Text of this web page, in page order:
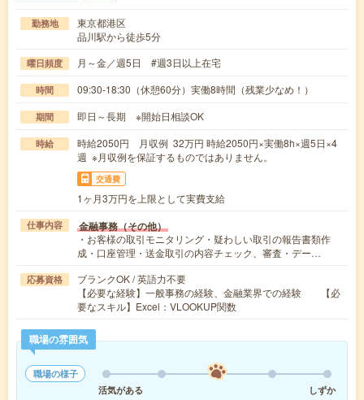
勤務地
東京都港区
品川駅から徒歩5分
曜日頻度 月～金／週5日 #週3日以上在宅
時間 09:30-18:30（休憩60分）実働8時間（残業少なめ！）
期間 即日～長期 ※開始日相談OK
時給
時給2050円 月収例 32万円 時給2050円×実働8h×週5日×4
週 ※月収例を保証するものではありません。
交通費
1ヶ月3万円を上限として実費支給
仕事内容 金融事務（その他）
・お客様の取引モニタリング・疑わしい取引の報告書類作
成・口座管理・送金取引の内容チェック、審査・デー…
応募資格
ブランクOK / 英語力不要
【必要な経験】一般事務の経験、金融業界での経験 【必
要なスキル】Excel：VLOOKUP関数
職場の雰囲気
職場の様子
活気がある
しずか